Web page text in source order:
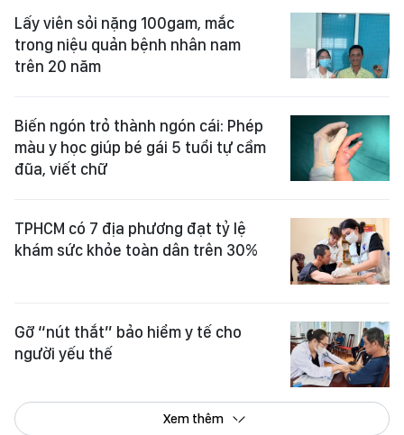
Lấy viên sỏi nặng 100gam, mắc
trong niệu quản bệnh nhân nam
trên 20 năm
Biến ngón trỏ thành ngón cái: Phép
màu y học giúp bé gái 5 tuổi tự cầm
đũa, viết chữ
TPHCM có 7 địa phương đạt tỷ lệ
khám sức khỏe toàn dân trên 30%
Gỡ “nút thắt” bảo hiểm y tế cho
người yếu thế
Xem thêm